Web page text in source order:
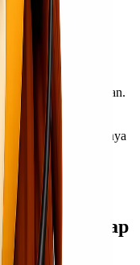
membutuhkan
kerusakan selama
baterai, atau makanan.
membantu
prosedur. Misalnya
dan andal.
risiko dan
tepat waktu.
Express Siap